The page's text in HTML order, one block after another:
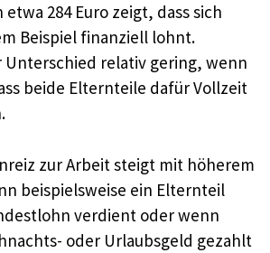
etwa 284 Euro zeigt, dass sich
Beispiel finanziell lohnt.
Unterschied relativ gering, wenn
beide Elternteile dafür Vollzeit
zur Arbeit steigt mit höherem
beispielsweise ein Elternteil
verdient oder wenn
oder Urlaubsgeld gezahlt